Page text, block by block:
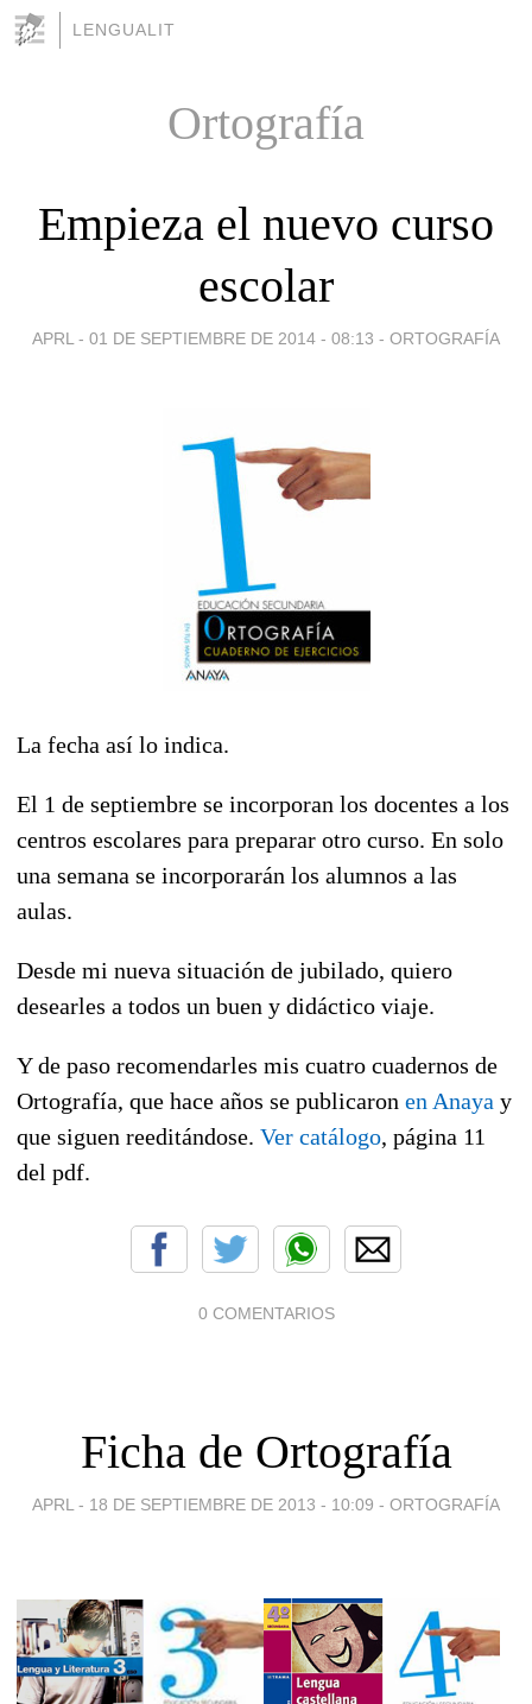
LENGUALIT
Ortografía
Empieza el nuevo curso
escolar
APRL - 01 DE SEPTIEMBRE DE 2014 - 08:13 - ORTOGRAFÍA
La fecha así lo indica.
El 1 de septiembre se incorporan los docentes a los
centros escolares para preparar otro curso. En solo
una semana se incorporarán los alumnos a las
aulas.
Desde mi nueva situación de jubilado, quiero
desearles a todos un buen y didáctico viaje.
Y de paso recomendarles mis cuatro cuadernos de
Ortografía, que hace años se publicaron en Anaya y
que siguen reeditándose. Ver catálogo, página 11
del pdf.
0 COMENTARIOS
Ficha de Ortografía
APRL - 18 DE SEPTIEMBRE DE 2013 - 10:09 - ORTOGRAFÍA